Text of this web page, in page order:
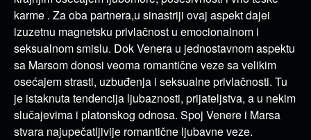
karme . Za oba partnera,u sinastriji ovaj aspekt dajei
izuzetnu magnetsku privlačnost u emocionalnom i
seksualnom smislu. Dok Venera u jednostavnom aspektu
sa Marsom donosi veoma romantične veze sa velikim
osećajem strasti, uzbuđenja i seksualne privlačnosti. Tu
je istaknuta tendencija ljubaznosti, prijateljstva, a u nekim
slučajevima i platonskog odnosa. Spoj Venere i Marsa
stvara najupečatljivije romantične ljubavne veze.